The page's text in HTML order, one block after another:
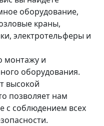
оборудование,
краны,
электротельферы и
монтажу и
оборудования.
высокой
позволяет нам
с соблюдением всех